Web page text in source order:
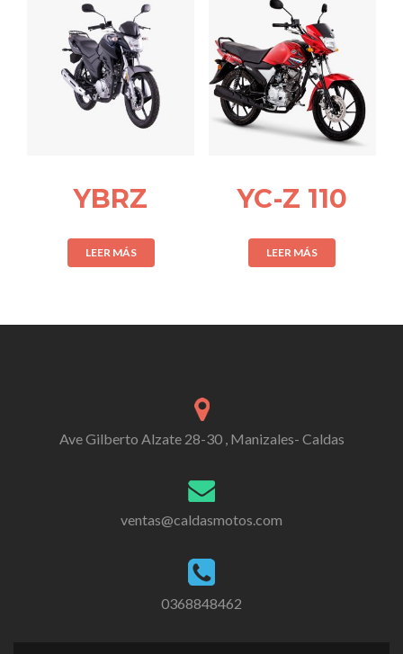
YBRZ
LEER MÁS
YC-Z 110
LEER MÁS
Ave Gilberto Alzate 28-30 , Manizales- Caldas
ventas@caldasmotos.com
0368848462